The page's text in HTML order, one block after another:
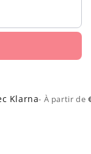
Klarna- À partir de